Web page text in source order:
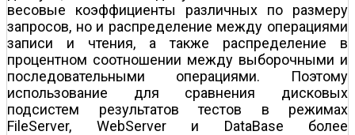
весовые коэффициенты различных по размеру
запросов, но и распределение между операциями
записи и чтения, а также распределение в
процентном соотношении между выборочными и
последовательными операциями. Поэтому
использование для сравнения дисковых
подсистем результатов тестов в режимах
FileServer, WebServer и DataBase более